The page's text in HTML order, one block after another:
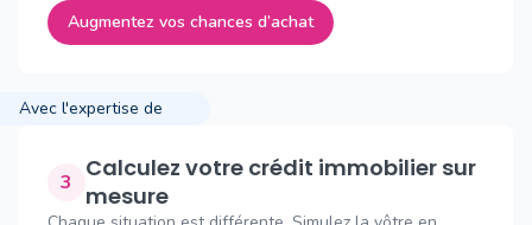
Augmentez vos chances d’achat
Avec l'expertise de
3
Calculez votre crédit immobilier sur
mesure